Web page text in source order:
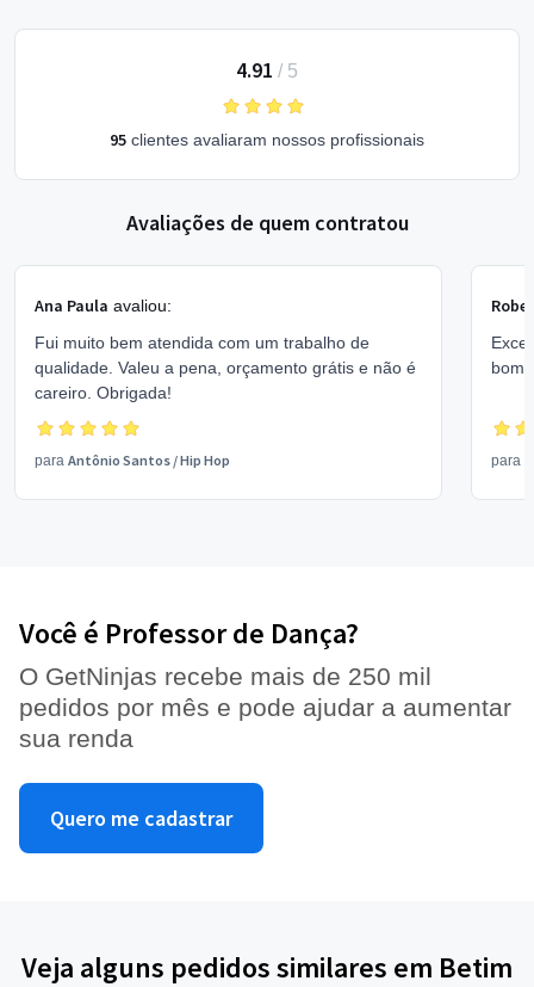
4.91 / 5
95 clientes avaliaram nossos profissionais
Avaliações de quem contratou
Ana Paula avaliou:
Fui muito bem atendida com um trabalho de
qualidade. Valeu a pena, orçamento grátis e não é
careiro. Obrigada!
para Antônio Santos /Hip Hop
bom
para
Você é Professor de Dança?
O GetNinjas recebe mais de 250 mil
pedidos por mês e pode ajudar a aumentar
sua renda
Quero me cadastrar
Veja alguns pedidos similares em Betim